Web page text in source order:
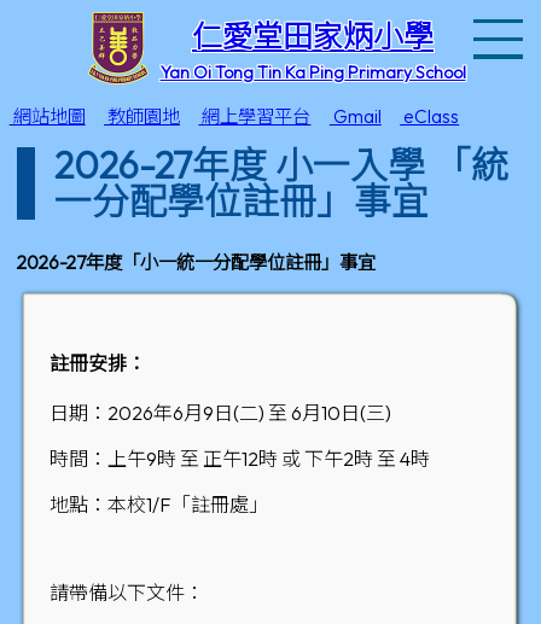
仁愛堂田家炳小學
Yan Oi Tong Tin Ka Ping Primary School
網站地圖 教師園地 網上學習平台 Gmail eClass
2026-27年度 小一入學 「統
一分配學位註冊」事宜
2026-27年度「小一統一分配學位註冊」事宜
註冊安排：
日期：2026年6月9日(二) 至 6月10日(三)
時間：上午9時 至 正午12時 或 下午2時 至 4時
地點：本校1/F「註冊處」
請帶備以下文件：